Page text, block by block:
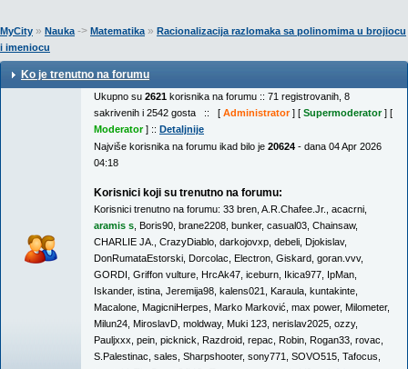
MyCity » Nauka-> Matematika» Racionalizacija razlomaka sa polinomima u brojiocu
i imeniocu
Ko je trenutno na forumu
Ukupno su 2621 korisnika na forumu :: 71 registrovanih, 8
sakrivenih i 2542 gosta :: [ Administrator] [ Supermoderator] [
Moderator] :: Detaljnije
Najviše korisnika na forumu ikad bilo je 20624 - dana 04 Apr 2026
04:18
Korisnici koji su trenutno na forumu:
Korisnici trenutno na forumu: 33 bren A.R.Chafee.Jr. acacrni
aramis s Boris90 brane2208 bunker, casual03 Chainsaw,
CHARLIE JA.
CrazyDiablo darkojovxp debeli Djokislav,
DonRumataEstorski Dorcolac Electron Giskard goran.vvv,
GORDI Griffon vulture HrcAk47 iceburn Ikica977 IpMan
Iskander, istina Jeremija98 kalens021 Karaula kuntakinte
Macalone MagicniHerpes Marko Marković max power, Milometer,
Milun24 MiroslavD moldway, Muki 123 nerislav2025 ozzy,
Pauljxxx pein picknick Razdroid repac Robin Rogan33 rovac
S.Palestinac sales Sharpshooter, sony771 SOVO515 Tafocus